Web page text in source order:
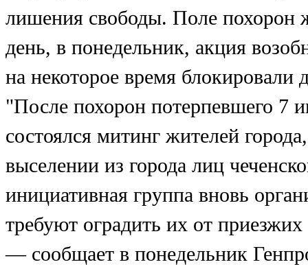
лишения свободы. Поле похорон
день, в понедельник, акция
на некоторое время блокировали
"После похорон потерпевшего 7
состоялся митинг жителей
выселении из города лиц
инициативная группа вновь
требуют оградить их от
— сообщает в понедельник